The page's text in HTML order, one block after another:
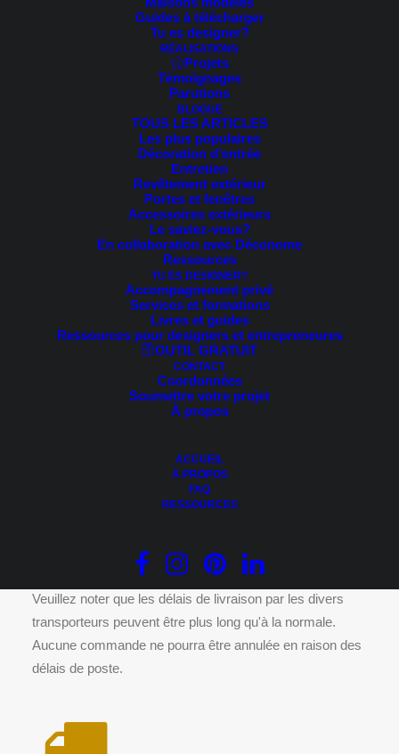
Guides à télécharger
Tu es designer?
RÉALISATIONS
Projets
Témoignages
Parutions
BLOGUE
TOUS LES ARTICLES
Les plus populaires
Décoration d’entrée
Entretien
Revêtement extérieur
Portes et fenêtres
Accessoires extérieurs
Le saviez-vous?
En collaboration avec Déconome
Ressources
TU ES DESIGNER?
Accompagnement privé
Services et formations
Livres et guides
Ressources pour designers et entrepreneures
OUTIL GRATUIT
CONTACT
Coordonnées
Soumettre votre projet
À propos
ACCUEIL
À PROPOS
FAQ
RESSOURCES
Voici le seul résultat
page
du
produit
100.00 $ – 500.00
DÉLAIS DE LIVRAISON
Veuillez noter que les délais de livraison par les divers
transporteurs peuvent être plus long qu'à la normale.
Aucune commande ne pourra être annulée en raison des
délais de poste.